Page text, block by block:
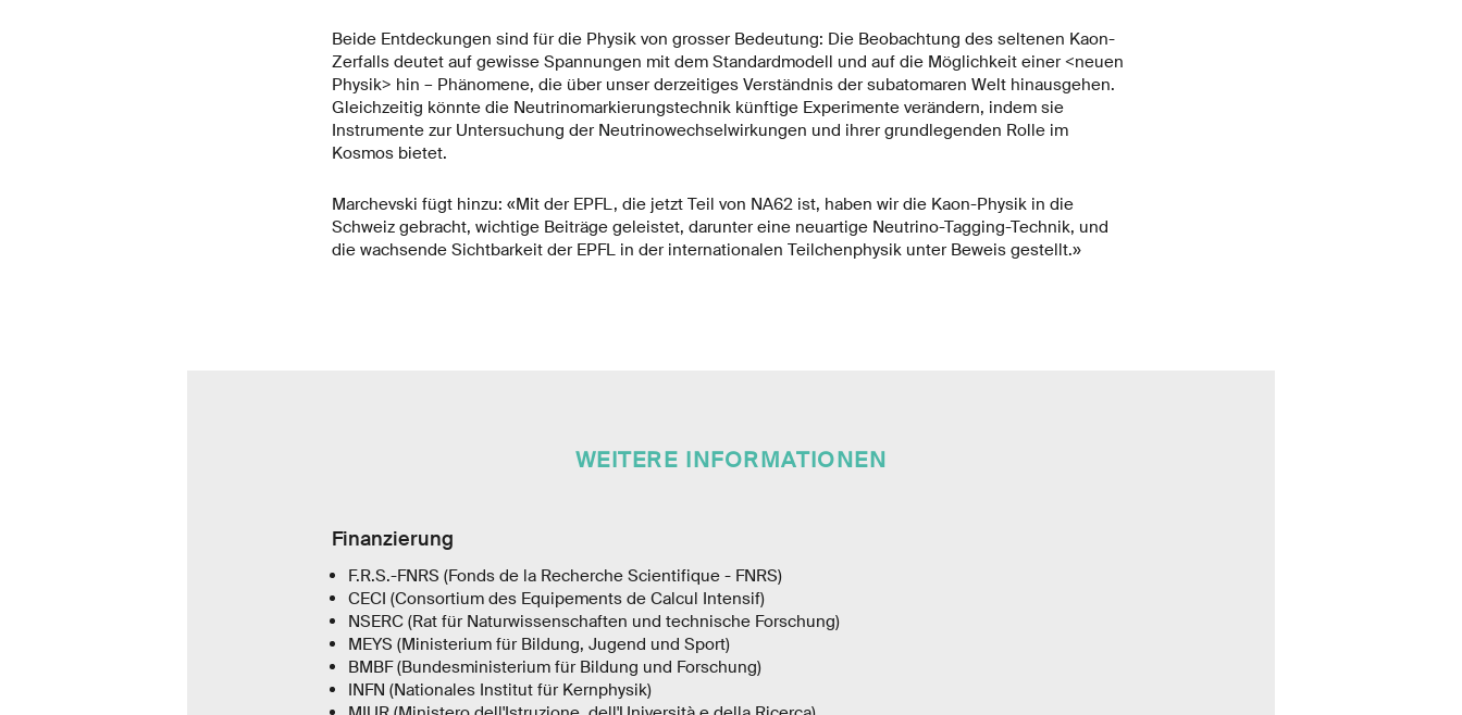
Beide Entdeckungen sind für die Physik von grosser Bedeutung: Die Beobachtung des seltenen Kaon-
Zerfalls deutet auf gewisse Spannungen mit dem Standardmodell und auf die Möglichkeit einer <neuen
Physik> hin – Phänomene, die über unser derzeitiges Verständnis der subatomaren Welt hinausgehen.
Gleichzeitig könnte die Neutrinomarkierungstechnik künftige Experimente verändern, indem sie
Instrumente zur Untersuchung der Neutrinowechselwirkungen und ihrer grundlegenden Rolle im
Kosmos bietet.
Marchevski fügt hinzu: «Mit der EPFL, die jetzt Teil von NA62 ist, haben wir die Kaon-Physik in die
Schweiz gebracht, wichtige Beiträge geleistet, darunter eine neuartige Neutrino-Tagging-Technik, und
die wachsende Sichtbarkeit der EPFL in der internationalen Teilchenphysik unter Beweis gestellt.»
WEITERE INFORMATIONEN
Finanzierung
F.R.S.-FNRS (Fonds de la Recherche Scientifique - FNRS)
CECI (Consortium des Equipements de Calcul Intensif)
NSERC (Rat für Naturwissenschaften und technische Forschung)
MEYS (Ministerium für Bildung, Jugend und Sport)
BMBF (Bundesministerium für Bildung und Forschung)
INFN (Nationales Institut für Kernphysik)